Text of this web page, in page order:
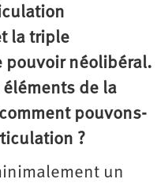
la triple
pouvoir néolibéral.
de la
pouvons-
?
un